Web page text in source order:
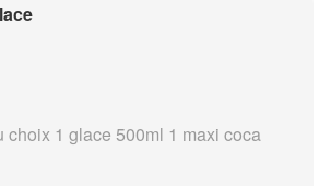
choix 1 glace 500ml 1 maxi coca